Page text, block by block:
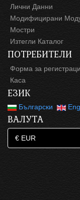
Лични Данни
Модифицирани
Мостри
Изтегли Каталог
ПОТРЕБИТЕЛИ
Форма за
Каса
ЕЗИК
Български
ВАЛУТА